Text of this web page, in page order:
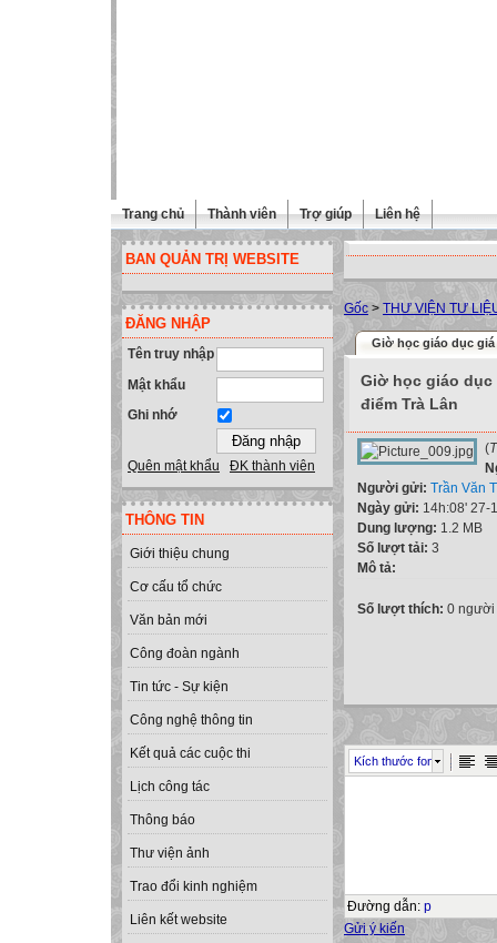
Trang chủ Thành viên Trợ giúp Liên hệ
BAN QUẢN TRỊ WEBSITE
ĐĂNG NHẬP
Tên truy nhập
Mật khẩu
Ghi nhớ
Quên mật khẩu ĐK thành viên
THÔNG TIN
Giới thiệu chung
Cơ cấu tổ chức
Văn bản mới
Công đoàn ngành
Tin tức - Sự kiện
Công nghệ thông tin
Kết quả các cuộc thi
Lịch công tác
Thông báo
Thư viện ảnh
Trao đổi kinh nghiệm
Liên kết website
Gốc > THƯ VIỆN TƯ
Giờ học giáo dục giá
Giờ học giáo
điểm Trà Lân
(
Người gửi: Trần Văn
Ngày gửi: 14h:08' 27-
Dung lượng: 1.2 MB
Số lượt tải: 3
Mô tả:
Số lượt thích: 0 người
Kích thước font
Đường dẫn: p
Gửi ý kiến